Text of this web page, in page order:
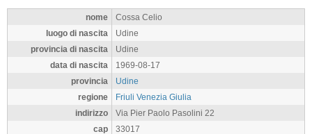
nome
Cossa Celio
luogo di nascita
Udine
provincia di nascita
Udine
data di nascita
1969-08-17
provincia
Udine
regione
Friuli Venezia Giulia
indirizzo
Via Pier Paolo Pasolini 22
cap
33017